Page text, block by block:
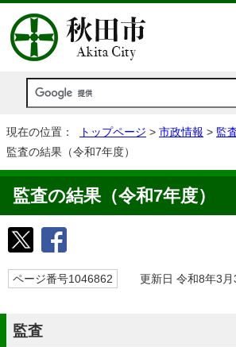
現在の位置： トップページ > 市政情報 > 監
監査の結果（令和7年度）
監査の結果（令和7年度）
ページ番号1046862 更新日 令和8年3月
監査